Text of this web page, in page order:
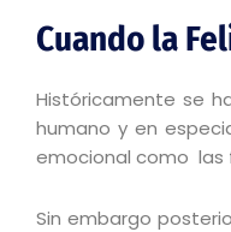
Cuando la
Históricamente se
humano y en
emocional como las
Sin embargo